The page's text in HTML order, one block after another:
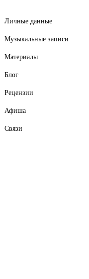
Личные данные
Музыкальные записи
Материалы
Блог
Рецензии
Афиша
Связи